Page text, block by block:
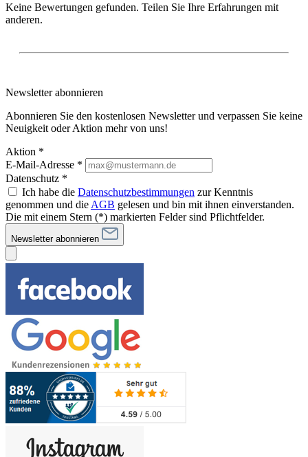
Keine Bewertungen gefunden. Teilen Sie Ihre Erfahrungen mit
anderen.
Newsletter abonnieren
Abonnieren Sie den kostenlosen Newsletter und verpassen Sie keine
Neuigkeit oder Aktion mehr von uns!
Aktion *
E-Mail-Adresse *
Datenschutz *
Ich habe die Datenschutzbestimmungen zur Kenntnis
genommen und die AGB gelesen und bin mit ihnen einverstanden.
Die mit einem Stern (*) markierten Felder sind Pflichtfelder.
Newsletter abonnieren